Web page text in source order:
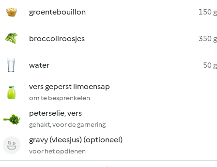
groentebouillon 150 g
broccoliroosjes 350 g
water 50 g
vers geperst limoensap
om te besprenkelen
peterselie, vers
gehakt, voor de garnering
gravy (vleesjus) (optioneel)
voor het opdienen